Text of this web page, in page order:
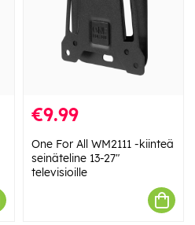
€9.99
One For All WM2111 -kiinteä
seinäteline 13-27"
televisioille